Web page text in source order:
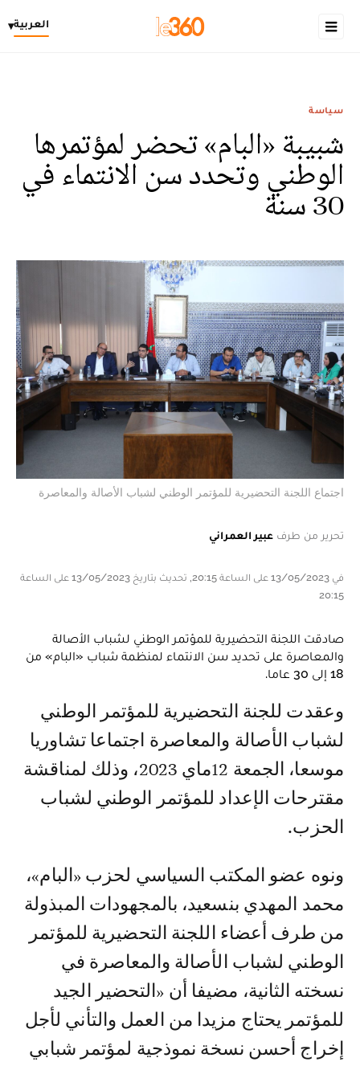
العربية▾
سياسة
شبيبة «البام» تحضر لمؤتمرها
الوطني وتحدد سن الانتماء في
30 سنة
اجتماع اللجنة التحضيرية للمؤتمر الوطني لشباب الأصالة والمعاصرة
تحرير من طرف عبير العمراني
في 13/05/2023 على الساعة 20:15, تحديث بتاريخ 13/05/2023 على الساعة
20:15
صادقت اللجنة التحضيرية للمؤتمر الوطني لشباب الأصالة
والمعاصرة على تحديد سن الانتماء لمنظمة شباب «البام» من
18 إلى 30 عاما.
وعقدت للجنة التحضيرية للمؤتمر الوطني
لشباب الأصالة والمعاصرة اجتماعا تشاوريا
موسعا، الجمعة 12ماي 2023، وذلك لمناقشة
مقترحات الإعداد للمؤتمر الوطني لشباب
الحزب.
ونوه عضو المكتب السياسي لحزب «البام»،
محمد المهدي بنسعيد، بالمجهودات المبذولة
من طرف أعضاء اللجنة التحضيرية للمؤتمر
الوطني لشباب الأصالة والمعاصرة في
نسخته الثانية، مضيفا أن «التحضير الجيد
للمؤتمر يحتاج مزيدا من العمل والتأني لأجل
إخراج أحسن نسخة نموذجية لمؤتمر شبابي